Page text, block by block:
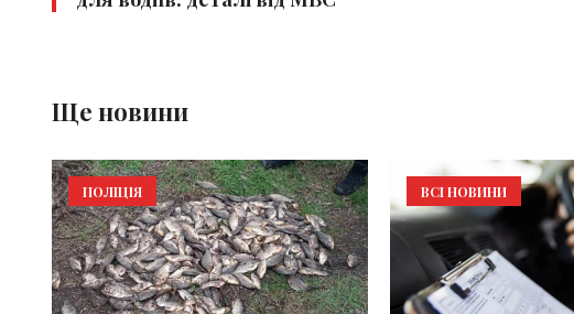
Ще новини
ПОЛІЦІЯ ВСІ НОВИНИ